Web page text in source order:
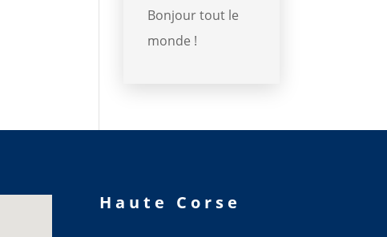
Bonjour tout le
monde !
Haute Corse